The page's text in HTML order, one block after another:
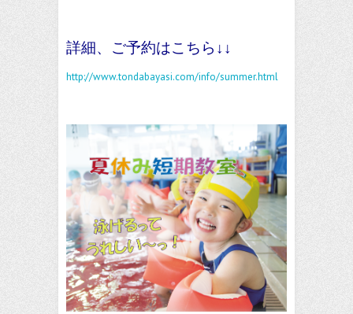
詳細、ご予約はこちら↓↓
http://www.tondabayasi.com/info/summer.html